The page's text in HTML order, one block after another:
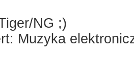
NG ;)
Muzyka